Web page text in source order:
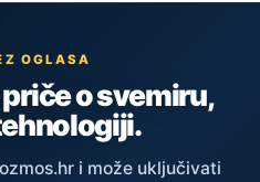
OGLASA
o svemiru,
i može uključivati